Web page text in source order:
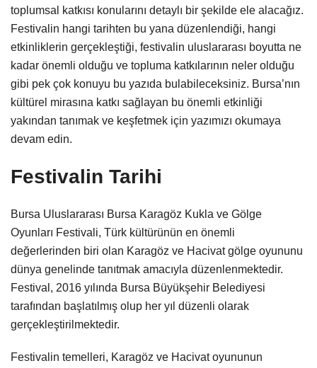
toplumsal katkısı konularını detaylı bir şekilde ele alacağız.
Festivalin hangi tarihten bu yana düzenlendiği, hangi
etkinliklerin gerçekleştiği, festivalin uluslararası boyutta ne
kadar önemli olduğu ve topluma katkılarının neler olduğu
gibi pek çok konuyu bu yazıda bulabileceksiniz. Bursa’nın
kültürel mirasına katkı sağlayan bu önemli etkinliği
yakından tanımak ve keşfetmek için yazımızı okumaya
devam edin.
Festivalin Tarihi
Bursa Uluslararası Bursa Karagöz Kukla ve Gölge
Oyunları Festivali, Türk kültürünün en önemli
değerlerinden biri olan Karagöz ve Hacivat gölge oyununu
dünya genelinde tanıtmak amacıyla düzenlenmektedir.
Festival, 2016 yılında Bursa Büyükşehir Belediyesi
tarafından başlatılmış olup her yıl düzenli olarak
gerçekleştirilmektedir.
Festivalin temelleri, Karagöz ve Hacivat oyununun